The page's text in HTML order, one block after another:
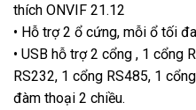
thích ONVIF 21.12
• Hỗ trợ 2 ổ cứng, mỗi ổ tối
• USB hỗ trợ 2 cổng , 1
RS232, 1 cổng RS485, 1
đàm thoại 2 chiều.